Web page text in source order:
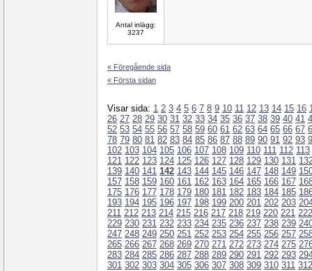
Antal inlägg:
3237
« Föregående sida
« Första sidan
Visar sida: 1 2 3 4 5 6 7 8 9 10 11 12 13 14 15 16
26 27 28 29 30 31 32 33 34 35 36 37 38 39 40 41
52 53 54 55 56 57 58 59 60 61 62 63 64 65 66 67
78 79 80 81 82 83 84 85 86 87 88 89 90 91 92 93
102 103 104 105 106 107 108 109 110 111 112 113
121 122 123 124 125 126 127 128 129 130 131
139 140 141 142 143 144 145 146 147 148 149
157 158 159 160 161 162 163 164 165 166 167
175 176 177 178 179 180 181 182 183 184 185
193 194 195 196 197 198 199 200 201 202 203
211 212 213 214 215 216 217 218 219 220 221 222
229 230 231 232 233 234 235 236 237 238 239
247 248 249 250 251 252 253 254 255 256 257
265 266 267 268 269 270 271 272 273 274 275
283 284 285 286 287 288 289 290 291 292 293
301 302 303 304 305 306 307 308 309 310 311 312